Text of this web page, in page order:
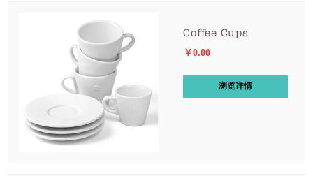
Coffee Cups
￥0.00
浏览详情